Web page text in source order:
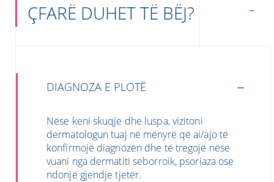
ÇFARË DUHET TË BËJ?
DIAGNOZA E PLOTË
Nëse keni skuqje dhe luspa, vizitoni
dermatologun tuaj në mënyrë që ai/ajo të
konfirmojë diagnozën dhe të tregojë nëse
vuani nga dermatiti seborroik, psoriaza ose
ndonjë gjendje tjetër.